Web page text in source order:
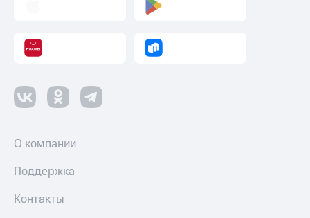
О компании
Поддержка
Контакты